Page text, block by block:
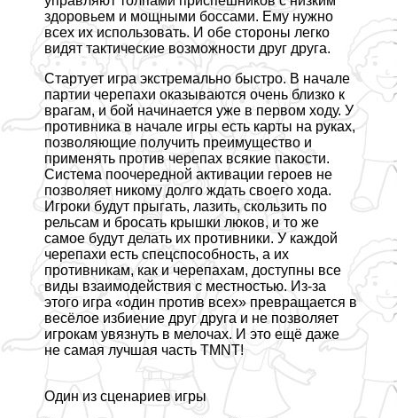
здоровьем и мощными боссами. Ему нужно
всех их использовать. И обе стороны легко
видят тактические возможности друг друга.
Стартует игра экстремально быстро. В начале
партии черепахи оказываются очень близко к
врагам, и бой начинается уже в первом ходу. У
противника в начале игры есть карты на руках,
позволяющие получить преимущество и
применять против черепах всякие пакости.
Система поочередной активации героев не
позволяет никому долго ждать своего хода.
Игроки будут прыгать, лазить, скользить по
рельсам и бросать крышки люков, и то же
самое будут делать их противники. У каждой
черепахи есть спецспособность, а их
противникам, как и черепахам, доступны все
виды взаимодействия с местностью. Из-за
этого игра «один против всех» превращается в
весёлое избиение друг друга и не позволяет
игрокам увязнуть в мелочах. И это ещё даже
не самая лучшая часть TMNT!
Один из сценариев игры